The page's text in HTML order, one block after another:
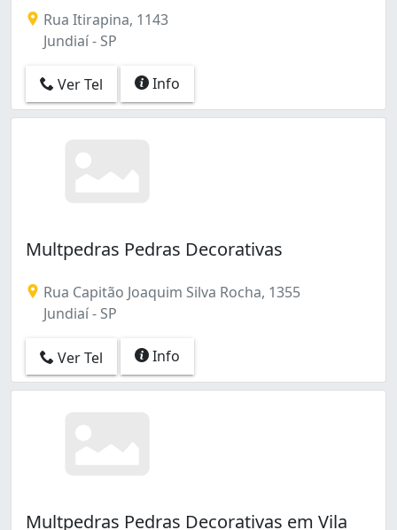
Rua Itirapina, 1143
Jundiaí - SP
Ver Tel Info
Multpedras Pedras Decorativas
Rua Capitão Joaquim Silva Rocha, 1355
Jundiaí - SP
Ver Tel Info
Multpedras Pedras Decorativas em Vila